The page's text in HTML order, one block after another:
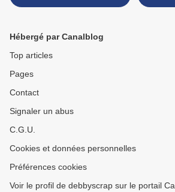
Hébergé par Canalblog
Top articles
Pages
Contact
Signaler un abus
C.G.U.
Cookies et données personnelles
Préférences cookies
Voir le profil de debbyscrap sur le portail